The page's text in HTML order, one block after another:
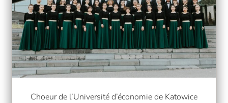
Choeur de l’Université d’économie de Katowice